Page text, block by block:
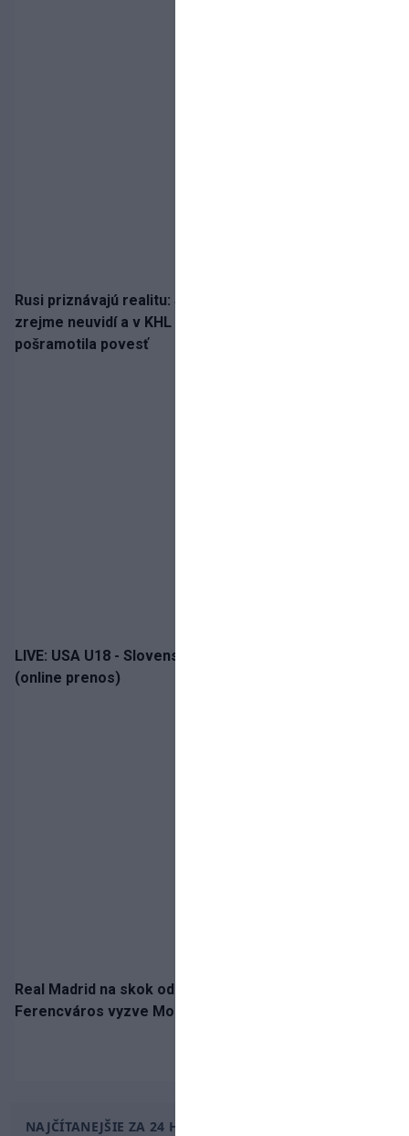
Rusi priznávajú realitu: Spartak milióny od Ružičku
zrejme neuvidí a v KHL si už nezahrá. Liga si
pošramotila povesť
LIVE: USA U18 - Slovensko U18 / Hlinka-Gretzky Cup
(online prenos)
Real Madrid na skok od Slovenska: Borbélyho
Ferencváros vyzve Mourinhove hviezdy
NAJČÍTANEJŠIE ZA 24 HODÍN